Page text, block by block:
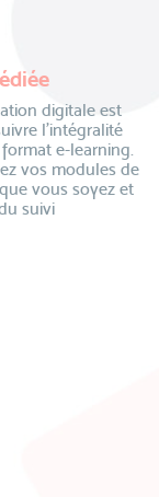
digitale est
l’intégralité
e-learning.
vos modules de
vous soyez et
suivi